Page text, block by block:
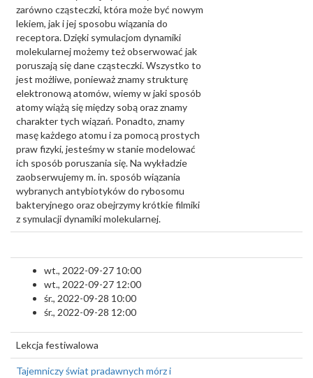
zarówno cząsteczki, która może być nowym
lekiem, jak i jej sposobu wiązania do
receptora. Dzięki symulacjom dynamiki
molekularnej możemy też obserwować jak
poruszają się dane cząsteczki. Wszystko to
jest możliwe, ponieważ znamy strukturę
elektronową atomów, wiemy w jaki sposób
atomy wiążą się między sobą oraz znamy
charakter tych wiązań. Ponadto, znamy
masę każdego atomu i za pomocą prostych
praw fizyki, jesteśmy w stanie modelować
ich sposób poruszania się. Na wykładzie
zaobserwujemy m. in. sposób wiązania
wybranych antybiotyków do rybosomu
bakteryjnego oraz obejrzymy krótkie filmiki
z symulacji dynamiki molekularnej.
wt., 2022-09-27 10:00
wt., 2022-09-27 12:00
śr., 2022-09-28 10:00
śr., 2022-09-28 12:00
Lekcja festiwalowa
Tajemniczy świat pradawnych mórz i